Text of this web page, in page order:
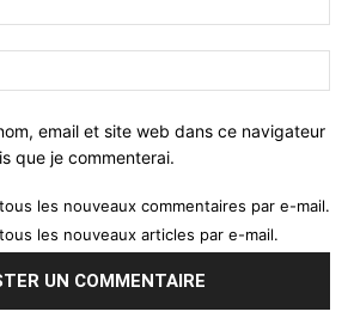
email et site web dans ce navigateur
que je commenterai.
les nouveaux commentaires par e-mail.
les nouveaux articles par e-mail.